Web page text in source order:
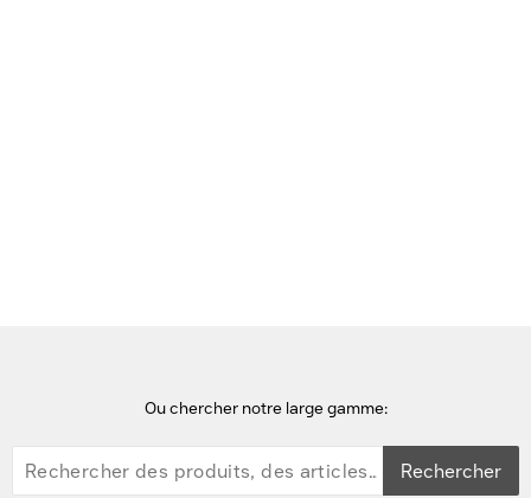
Ou chercher notre large gamme:
Rechercher